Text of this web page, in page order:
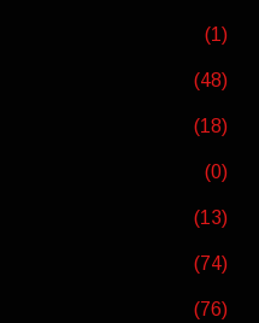
(1)
(48)
(18)
(0)
(13)
(74)
(76)